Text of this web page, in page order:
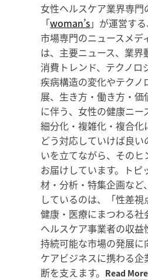
女性ヘルスケア業界専門
「woman’s」が運営す
市場専門のニュースメデ
は、主要ニュース、業界
消費トレンド、テクノロ
疾病構造の変化やテクノ
展、生き方・働き方・
に伴う、女性の健康ニー
細分化・複雑化・複合化
どう対応していけば良
いを立てながら、そのヒ
お届けしています。トピ
材・分析・特集企画など
しているのは、「性差
健康・医療にまつわる社
ヘルスケア事業者の収益
持続可能な市場の発展に
ケアビジネスに携わる企
断を支えます。 Read More